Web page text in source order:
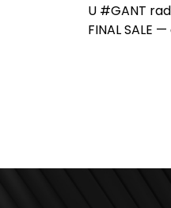
U #GANT
FINAL SALE —